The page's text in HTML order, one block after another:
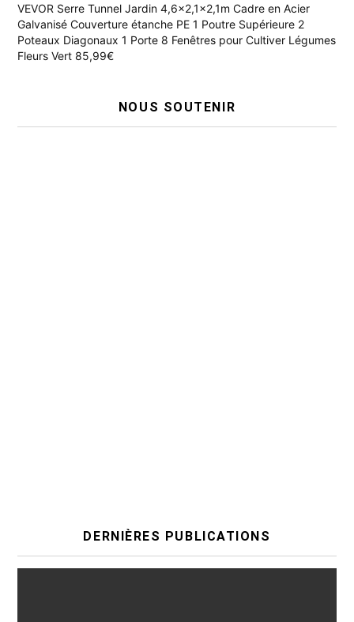
VEVOR Serre Tunnel Jardin 4,6x2,1x2,1m Cadre en Acier
Galvanisé Couverture étanche PE 1 Poutre Supérieure 2
Poteaux Diagonaux 1 Porte 8 Fenêtres pour Cultiver Légumes
Fleurs Vert 85,99€
NOUS SOUTENIR
DERNIÈRES PUBLICATIONS